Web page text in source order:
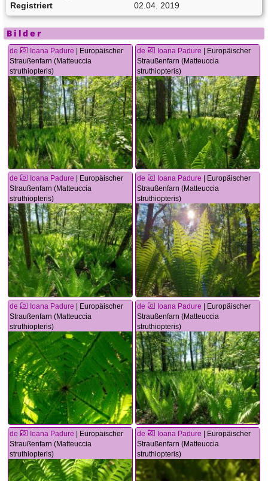
Registriert
02.04. 2019
Bilder
de Ioana Padure | Europäischer
Straußenfarn (Matteuccia
struthiopteris)
de Ioana Padure | Europäischer
Straußenfarn (Matteuccia
struthiopteris)
de Ioana Padure | Europäischer
Straußenfarn (Matteuccia
struthiopteris)
de Ioana Padure | Europäischer
Straußenfarn (Matteuccia
struthiopteris)
de Ioana Padure | Europäischer
Straußenfarn (Matteuccia
struthiopteris)
de Ioana Padure | Europäischer
Straußenfarn (Matteuccia
struthiopteris)
de Ioana Padure | Europäischer
Straußenfarn (Matteuccia
struthiopteris)
de Ioana Padure | Europäischer
Straußenfarn (Matteuccia
struthiopteris)